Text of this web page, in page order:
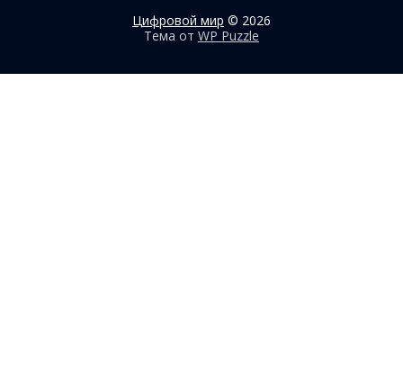
Цифровой мир © 2026
Тема от WP Puzzle